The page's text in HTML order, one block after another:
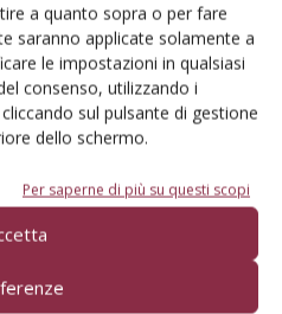
a quanto sopra o per fare
saranno applicate solamente a
le impostazioni in qualsiasi
consenso, utilizzando i
sul pulsante di gestione
dello schermo.
Per saperne di più su questi scopi
fattori d’impatto che
quantitativo di
sul mercato alimentare nuovi
sia il più emotivamente
di più il consumatore, e
del consumatore
la percezione stessa.
su altri loghi che
“non OGM”, sulle minori